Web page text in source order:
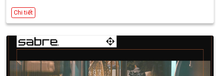
Chi tiết